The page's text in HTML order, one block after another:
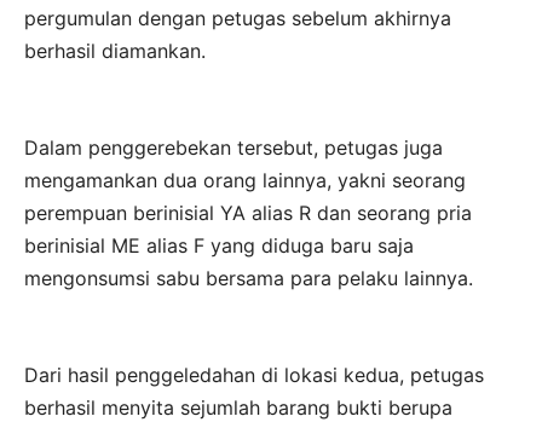
pergumulan dengan petugas sebelum akhirnya
berhasil diamankan.
Dalam penggerebekan tersebut, petugas juga
mengamankan dua orang lainnya, yakni seorang
perempuan berinisial YA alias R dan seorang pria
berinisial ME alias F yang diduga baru saja
mengonsumsi sabu bersama para pelaku lainnya.
Dari hasil penggeledahan di lokasi kedua, petugas
berhasil menyita sejumlah barang bukti berupa